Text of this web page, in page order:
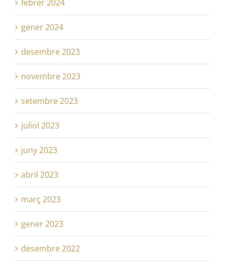
febrer 2024
gener 2024
desembre 2023
novembre 2023
setembre 2023
juliol 2023
juny 2023
abril 2023
març 2023
gener 2023
desembre 2022